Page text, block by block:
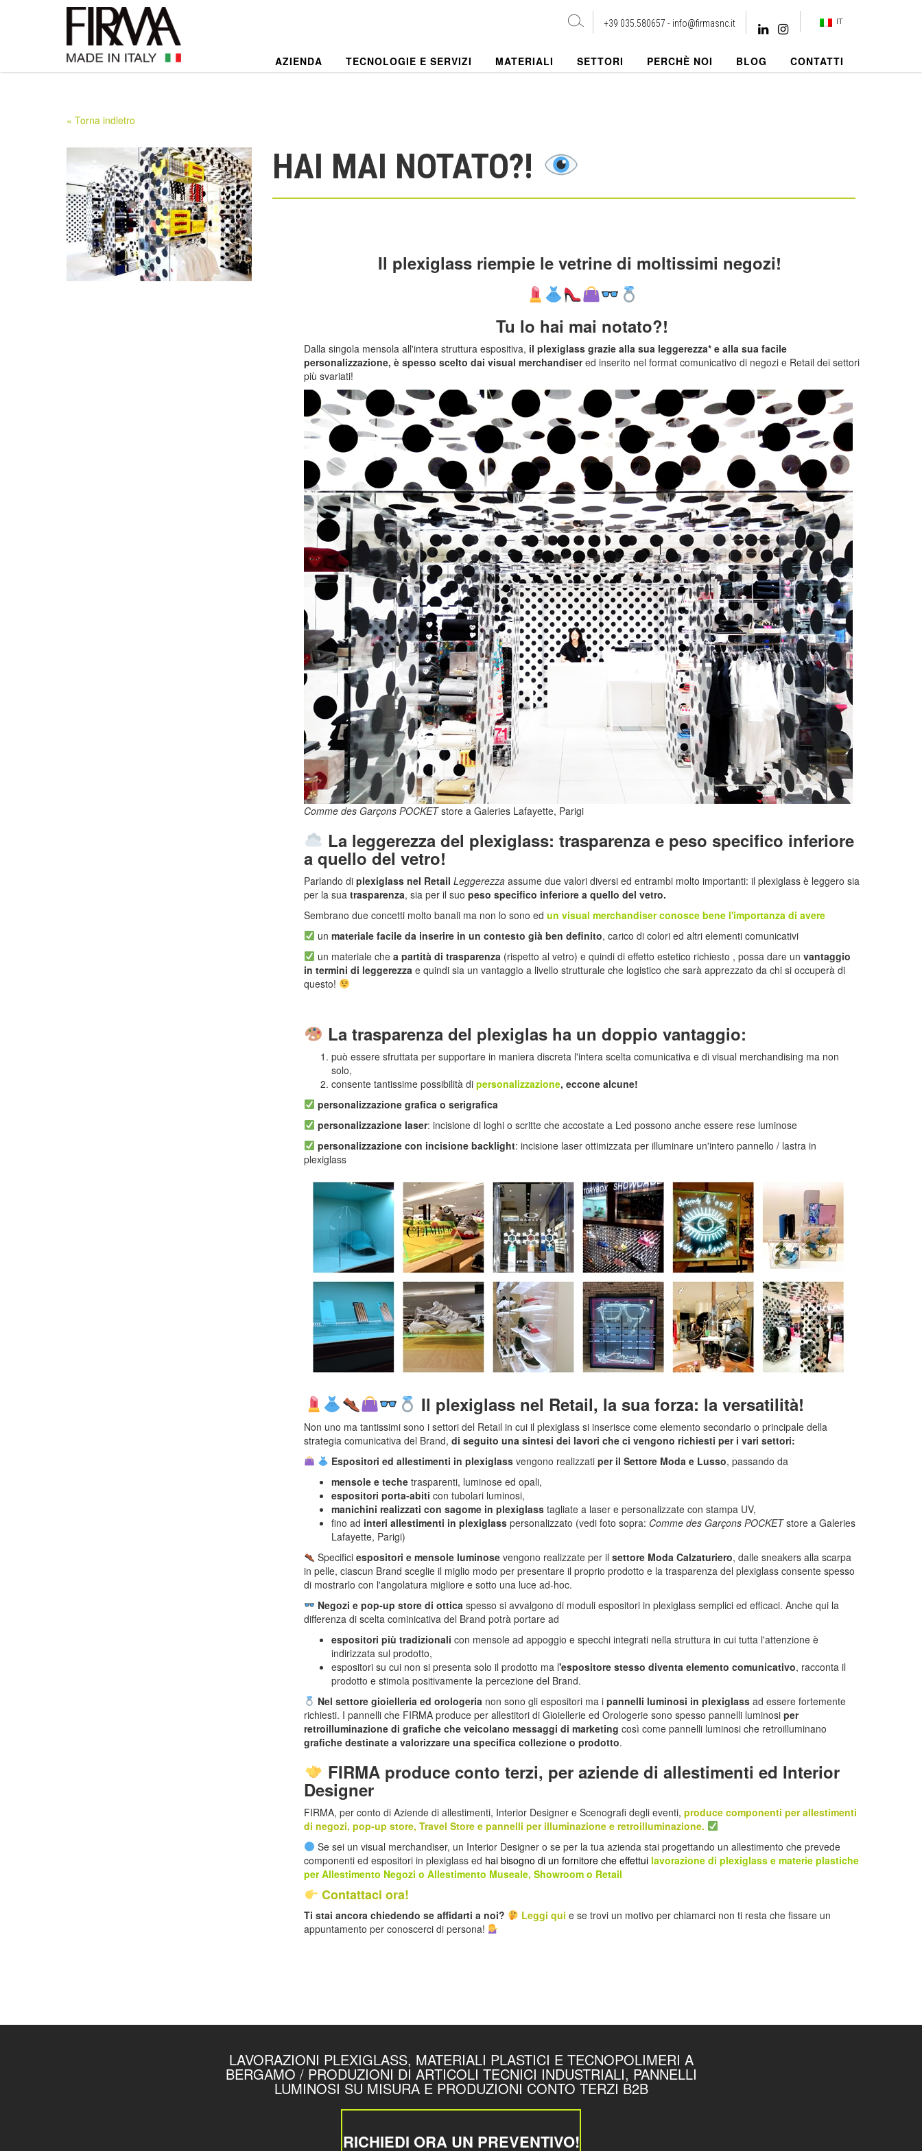
+39 035.580657 - info@firmasnc.it IT
AZIENDA TECNOLOGIE E SERVIZI MATERIALI SETTORI PERCHÈ NOI BLOG CONTATTI
« Torna indietro
HAI MAI NOTATO?!
Il plexiglass riempie le vetrine di moltissimi negozi!
Tu lo hai mai notato?!
Dalla singola mensola all'intera struttura espositiva, il plexiglass grazie alla sua leggerezza* e alla sua facile
personalizzazione, è spesso scelto dai visual merchandisered inserito nel format comunicativo di negozi e Retail dei settori
più svariati!
Comme des Garçons POCKETstore a Galeries Lafayette, Parigi
La leggerezza del plexiglass: trasparenza e peso specifico inferiore
a quello del vetro!
Parlando diplexiglass nel Retail Leggerezza assume due valori diversi ed entrambi molto importanti: il plexiglass è leggero sia
per la sua trasparenza, sia per il suopeso specifico inferiore a quello del vetro.
Sembrano due concetti molto banali ma non lo sono edun visual merchandiser conosce bene l'importanza di avere
unmateriale facile da inserire in un contesto già ben definito, carico di colori ed altri elementi comunicativi
un materiale chea partità di trasparenza (rispetto al vetro) e quindi di effetto estetico richiesto , possa dare unvantaggio
in termini di leggerezza e quindi sia un vantaggio a livello strutturale che logistico che sarà apprezzato da chi si occuperà di
questo!
La trasparenza del plexiglas ha un doppio vantaggio:
può essere sfruttata per supportare in maniera discreta l'intera scelta comunicativa e di visual merchandising ma non
solo,
consente tantissime possibilità dipersonalizzazione, eccone alcune!
personalizzazione grafica o serigrafica
personalizzazione laser: incisione di loghi o scritte che accostate a Led possono anche essere rese luminose
personalizzazione con incisione backlight: incisione laser ottimizzata per illuminare un'intero pannello / lastra in
plexiglass
Il plexiglass nel Retail, la sua forza: la versatilità!
Non uno ma tantissimi sono i settori del Retail in cui il plexiglass si inserisce come elemento secondario o principale della
strategia comunicativa del Brand,di seguito una sintesi dei lavori che ci vengono richiesti per i vari settori:
Espositori ed allestimenti in plexiglass vengono realizzatiper il Settore Moda e Lusso, passando da
mensole e teche trasparenti, luminose ed opali,
espositori porta-abiti con tubolari luminosi,
manichini realizzati con sagome in plexiglass tagliate a laser e personalizzate con stampa UV,
fino ad interi allestimenti in plexiglass personalizzato (vedi foto sopra: Comme des Garçons POCKETstore a Galeries
Lafayette, Parigi)
Specificiespositori e mensole luminose vengono realizzate per ilsettore Moda Calzaturiero, dalle sneakers alla scarpa
in pelle, ciascun Brand sceglie il miglio modo per presentare il proprio prodotto e la trasparenza del plexiglass consente spesso
di mostrarlo con l'angolatura migliore e sotto una luce ad-hoc.
Negozi e pop-up store di otticaspesso si avvalgono di moduli espositori in plexiglass semplici ed efficaci. Anche qui la
differenza di scelta cominicativa del Brand potrà portare ad
espositori più tradizionali con mensole ad appoggio e specchi integrati nella struttura in cui tutta l'attenzione è
indirizzata sul prodotto,
espositori su cui non si presenta solo il prodotto ma l'espositore stesso diventa elemento comunicativo, racconta il
prodotto e stimola positivamente la percezione del Brand.
Nel settore gioielleria ed orologeria non sono gli espositori ma ipannelli luminosi in plexiglass ad essere fortemente
richiesti. I pannelli che FIRMA produce per allestitori di Gioiellerie ed Orologerie sono spesso pannelli luminosiper
retroilluminazione di grafiche che veicolano messaggi di marketing così come pannelli luminosi che retroilluminano
grafiche destinate a valorizzare una specifica collezione o prodotto.
FIRMA produce conto terzi, per aziende di allestimenti ed Interior
Designer
FIRMA, per conto di Aziende di allestimenti, Interior Designer e Scenografi degli eventi,produce componenti per allestimenti
di negozi, pop-up store, Travel Store e pannelli per illuminazione e retroilluminazione.
Se sei un visual merchandiser, un Interior Designer o se per la tua azienda stai progettando un allestimento che prevede
componenti ed espositori in plexiglass ed hai bisogno di un fornitore che effettui lavorazione di plexiglass e materie plastiche
per Allestimento Negozi o Allestimento Museale, Showroom o Retail
Contattaci ora!
Ti stai ancora chiedendo se affidarti a noi? Leggi qui e se trovi un motivo per chiamarci non ti resta che fissare un
appuntamento per conoscerci di persona!
LAVORAZIONI PLEXIGLASS, MATERIALI PLASTICI E TECNOPOLIMERI A
BERGAMO / PRODUZIONI DI ARTICOLI TECNICI INDUSTRIALI, PANNELLI
LUMINOSI SU MISURA E PRODUZIONI CONTO TERZI B2B
RICHIEDI ORA UN PREVENTIVO!